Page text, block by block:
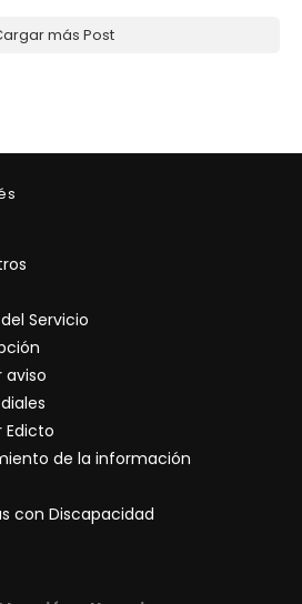
más Post
Servicio
aviso
Edicto
de la información
con Discapacidad